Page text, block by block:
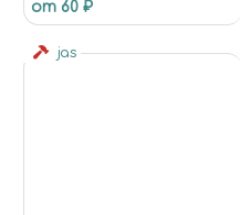
от 60 ₽
jas